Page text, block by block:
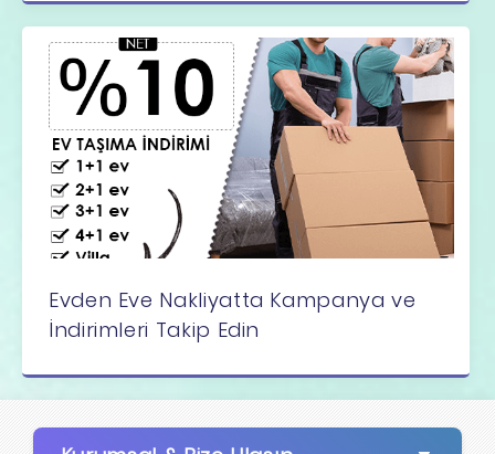
Evden Eve Nakliyatta Kampanya ve
İndirimleri Takip Edin